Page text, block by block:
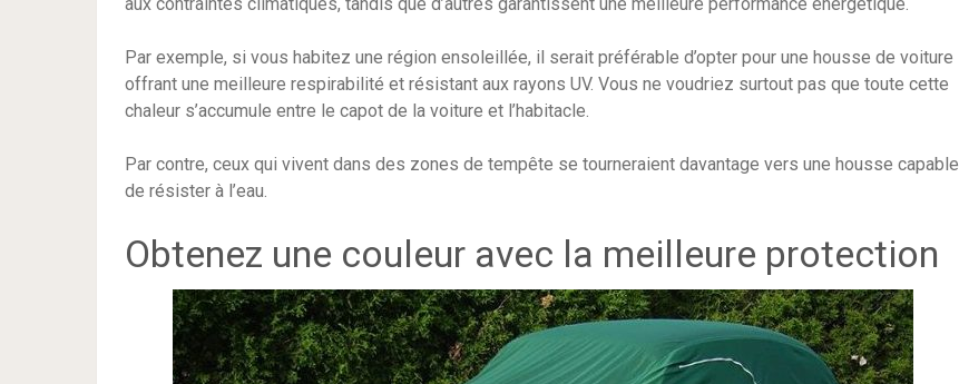
Par exemple, si vous habitez une région ensoleillée, il serait préférable d’opter pour une housse de voiture
offrant une meilleure respirabilité et résistant aux rayons UV. Vous ne voudriez surtout pas que toute cette
chaleur s’accumule entre le capot de la voiture et l’habitacle.
Par contre, ceux qui vivent dans des zones de tempête se tourneraient davantage vers une housse capable
de résister à l’eau.
Obtenez une couleur avec la meilleure protection